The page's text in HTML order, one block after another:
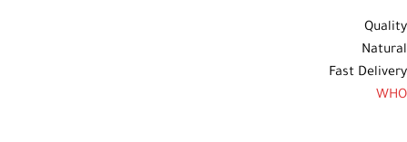
Quality
Natural
Fast Delivery
WHO